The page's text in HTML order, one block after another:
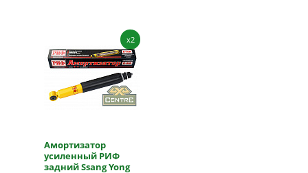
x2
Амортизатор
усиленный РИФ
задний Ssang Yong